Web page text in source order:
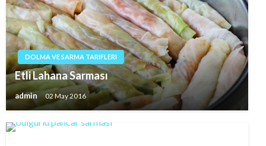
DOLMA VE SARMA TARIFLERI
Etli Lahana Sarması
admin 02 May 2016